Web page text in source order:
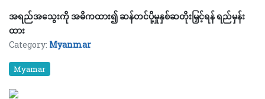
အရည်အသွေးကို အဓိကထား၍ ဆန်တင်ပို့မှုနှစ်ဆတိုးမြှင့်ရန် ရည်မှန်း
ထား
Category: Myanmar
Myamar